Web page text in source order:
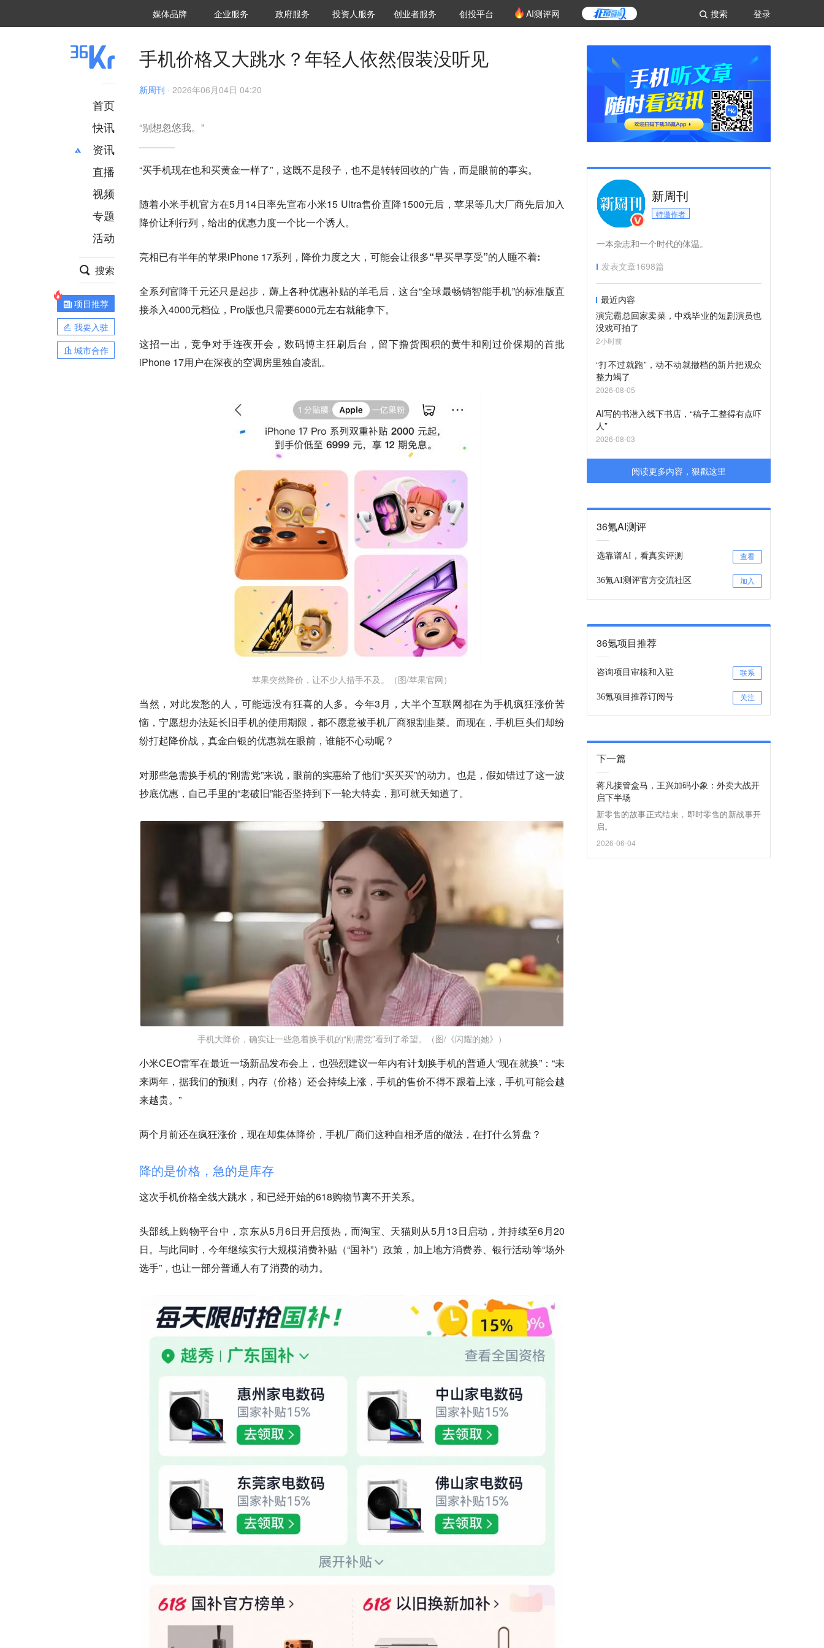
登录
搜索
媒体品牌 36Kr研究院
企业服务 城市之窗
政府服务 VClub投资机构库
投资机构职位推介
投资人服务 创投氪堂
创业者服务 创投平台 AI测评网
首页
快讯
资讯
推荐
财经
项目推荐
安徽
直播
视频
专题
活动
搜索
项目推荐
我要入驻
城市合作
手机价格又大跳水？年轻人依然假装没听见
新周刊 · 2026年06月04日 04:20
“别想忽悠我。”
“买手机现在也和买黄金一样了”，这既不是段子，也不是转转回收的广告，而是眼前的事实。
随着小米手机官方在5月14日率先宣布小米15 Ultra售价直降1500元后，苹果等几大厂商先后加入
降价让利行列，给出的优惠力度一个比一个诱人。
亮相已有半年的苹果iPhone 17系列，降价力度之大， 可能会让很多“早买早享受”的人睡不着:
全系列官降千元还只是起步，薅上各种优惠补贴的羊毛后，这台“全球最畅销智能手机”的标准版直
接杀入4000元档位，Pro版也只需要6000元左右就能拿下。
这招一出，竞争对手连夜开会，数码博主狂刷后台，留下撸货囤积的黄牛和刚过价保期的首批
iPhone 17用户在深夜的空调房里独自凌乱。
苹果突然降价，让不少人措手不及。（图/苹果官网）
当然，对此发愁的人，可能远没有狂喜的人多。今年3月，大半个互联网都在为手机疯狂涨价苦
恼，宁愿想办法延长旧手机的使用期限，都不愿意被手机厂商狠割韭菜。而现在，手机巨头们却纷
纷打起降价战，真金白银的优惠就在眼前，谁能不心动呢？
对那些急需换手机的“刚需党”来说，眼前的实惠给了他们“买买买”的动力。也是，假如错过了这一波
抄底优惠，自己手里的“老破旧”能否坚持到下一轮大特卖，那可就天知道了。
手机大降价，确实让一些急着换手机的“刚需党”看到了希望。（图/《闪耀的她》）
小米CEO雷军在最近一场新品发布会上，也强烈建议一年内有计划换手机的普通人“现在就换”：“未
来两年，据我们的预测，内存（价格）还会持续上涨，手机的售价不得不跟着上涨，手机可能会越
来越贵。”
两个月前还在疯狂涨价，现在却集体降价，手机厂商们这种自相矛盾的做法，在打什么算盘？
降的是价格，急的是库存
这次手机价格全线大跳水，和已经开始的618购物节离不开关系。
头部线上购物平台中，京东从5月6日开启预热，而淘宝、天猫则从5月13日启动，并持续至6月20
日。与此同时，今年继续实行大规模消费补贴（“国补”）政策，加上地方消费券、银行活动等“场外
选手”，也让一部分普通人有了消费的动力。
新周刊
特邀作者
一本杂志和一个时代的体温。
发表文章1698篇
最近内容
演完霸总回家卖菜，中戏毕业的短剧演员也
没戏可拍了
2小时前
“打不过就跑”，动不动就撤档的新片把观众
整力竭了
2026-08-05
AI写的书潜入线下书店，“稿子工整得有点吓
人”
2026-08-03
阅读更多内容，狠戳这里
36氪AI测评
选靠谱AI，看真实评测 查看
36氪AI测评官方交流社区 加入
36氪项目推荐
咨询项目审核和入驻 联系
36氪项目推荐订阅号 关注
下一篇
蒋凡接管盒马，王兴加码小象：外卖大战开
启下半场
新零售的故事正式结束，即时零售的新战事开
启。
2026-06-04